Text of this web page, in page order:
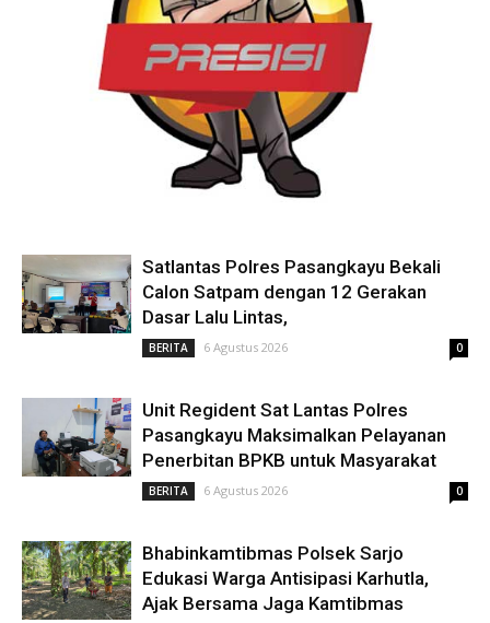
Satlantas Polres Pasangkayu Bekali
Calon Satpam dengan 12 Gerakan
Dasar Lalu Lintas,
BERITA 6 Agustus 2026 0
Unit Regident Sat Lantas Polres
Pasangkayu Maksimalkan Pelayanan
Penerbitan BPKB untuk Masyarakat
BERITA 6 Agustus 2026 0
Bhabinkamtibmas Polsek Sarjo
Edukasi Warga Antisipasi Karhutla,
Ajak Bersama Jaga Kamtibmas